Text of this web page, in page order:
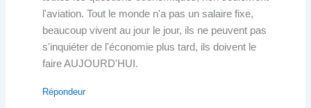
l'aviation. Tout le monde n'a pas un salaire fixe,
beaucoup vivent au jour le jour, ils ne peuvent pas
s'inquiéter de l'économie plus tard, ils doivent le
faire AUJOURD'HUI.
Répondeur